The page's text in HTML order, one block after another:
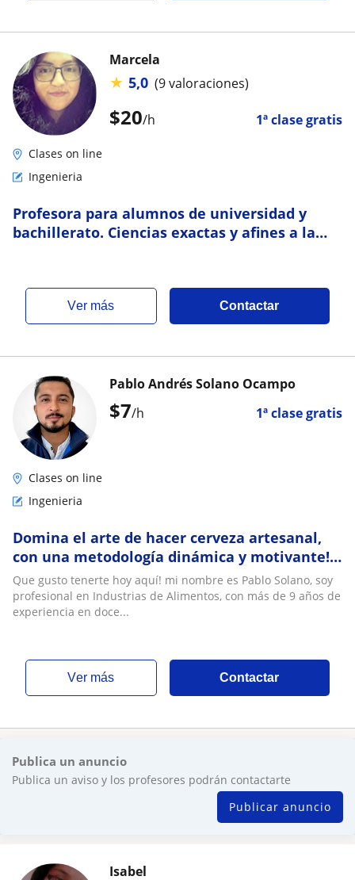
$20/h 1ª clase gratis
Marcela
★ 5,0 (9 valoraciones)
Clases on line
Ingenieria
Profesora para alumnos de universidad y
bachillerato. Ciencias exactas y afines a la
ver más Contactar
$7/h 1ª clase gratis
Pablo Andrés Solano Ocampo
Clases on line
Ingenieria
Domina el arte de hacer cerveza artesanal,
con una metodología dinámica y motivante!
Te cerveza sin errores desde cero
Que gusto tenerte hoy aquí! mi nombre es Pablo Solano, soy
profesional en Industrias de Alimentos, con más de 9 años de
experiencia en doce...
ver más Contactar
Publica un anuncio
Publica un aviso y los profesores podrán contactarte
Publicar anuncio
Isabel